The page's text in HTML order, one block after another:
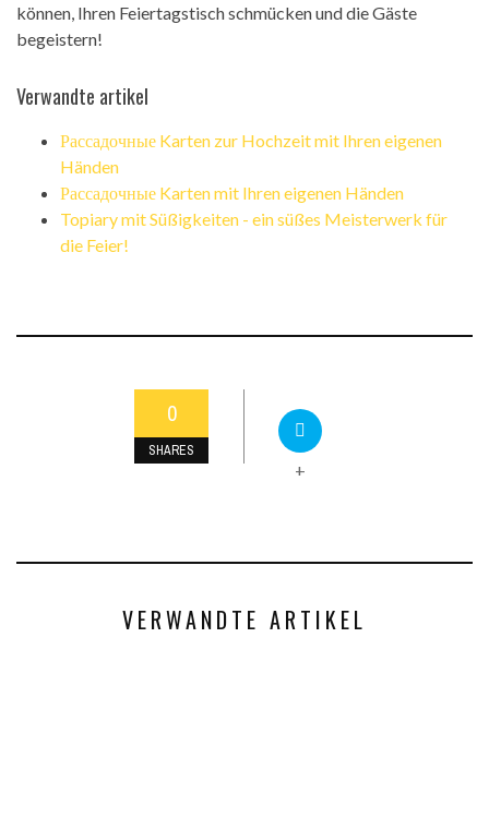
können, Ihren Feiertagstisch schmücken und die Gäste
begeistern!
Verwandte artikel
Рассадочные Karten zur Hochzeit mit Ihren eigenen
Händen
Рассадочные Karten mit Ihren eigenen Händen
Topiary mit Süßigkeiten - ein süßes Meisterwerk für
die Feier!
0
SHARES
+
VERWANDTE ARTIKEL